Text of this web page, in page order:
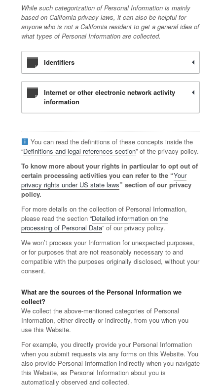
While such categorization of Personal Information is mainly
based on California privacy laws, it can also be helpful for
anyone who is not a California resident to get a general idea of
what types of Personal Information are collected.
Identifiers
Internet or other electronic network activity
information
You can read the definitions of these concepts inside the
“Definitions and legal references section” of the privacy policy.
To know more about your rights in particular to opt out of
certain processing activities you can refer to the “Your
privacy rights under US state laws” section of our privacy
policy.
For more details on the collection of Personal Information,
please read the section “Detailed information on the
processing of Personal Data” of our privacy policy.
We won’t process your Information for unexpected purposes,
or for purposes that are not reasonably necessary to and
compatible with the purposes originally disclosed, without your
consent.
What are the sources of the Personal Information we
collect?
We collect the above-mentioned categories of Personal
Information, either directly or indirectly, from you when you
use this Website.
For example, you directly provide your Personal Information
when you submit requests via any forms on this Website. You
also provide Personal Information indirectly when you navigate
this Website, as Personal Information about you is
automatically observed and collected.